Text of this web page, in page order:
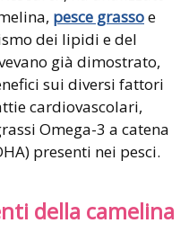
pesce grassoe
dei lipidi e del
già dimostrato,
sui diversi fattori
cardiovascolari,
Omega-3 a catena
presenti nei pesci.
della camelina